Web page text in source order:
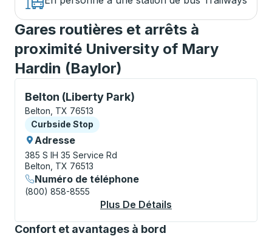
Gares routières et arrêts à
proximité University of Mary
Hardin (Baylor)
Belton (Liberty Park)
Curbside Stop, utilisez les touches fléchées ou la
Belton, TX 76513
Curbside Stop
Curbside Stop
Adresse
385 S IH 35 Service Rd
Belton, TX 76513
Numéro de téléphone
(800) 858-8555
Plus De Détails
Confort et avantages à bord